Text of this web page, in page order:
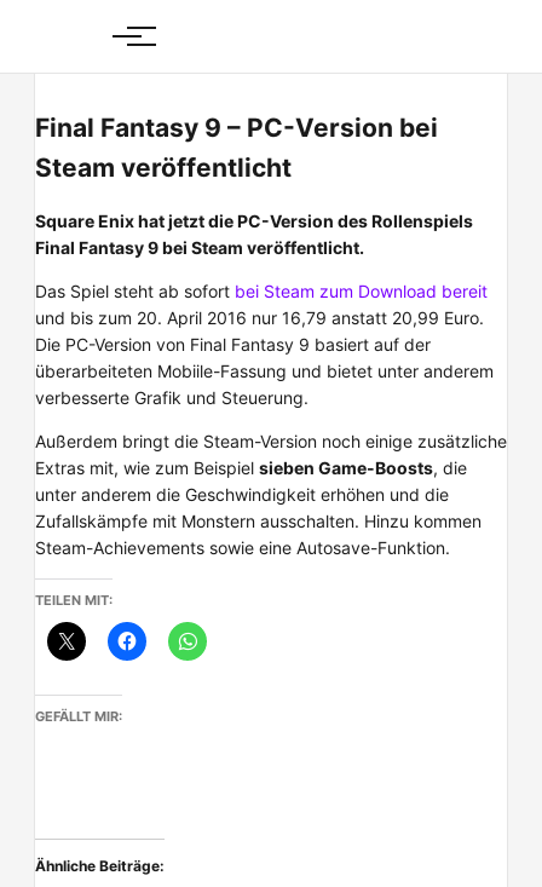
content
Final Fantasy 9 – PC-Version bei
Steam veröffentlicht
Square Enix hat jetzt die PC-Version des Rollenspiels
Final Fantasy 9 bei Steam veröffentlicht.
Das Spiel steht ab sofort bei Steam zum Download bereit
und bis zum 20. April 2016 nur 16,79 anstatt 20,99 Euro.
Die PC-Version von Final Fantasy 9 basiert auf der
überarbeiteten Mobiile-Fassung und bietet unter anderem
verbesserte Grafik und Steuerung.
Außerdem bringt die Steam-Version noch einige zusätzliche
Extras mit, wie zum Beispiel sieben Game-Boosts, die
unter anderem die Geschwindigkeit erhöhen und die
Zufallskämpfe mit Monstern ausschalten. Hinzu kommen
Steam-Achievements sowie eine Autosave-Funktion.
TEILEN MIT:
GEFÄLLT MIR:
Ähnliche Beiträge